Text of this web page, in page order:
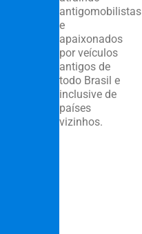
antigomobilistas
e
apaixonados
por veículos
antigos de
todo Brasil e
inclusive de
países
vizinhos.